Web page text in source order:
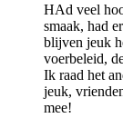
HAd veel
smaak, had
blijven jeuk
voerbeleid,
Ik raad het
jeuk,
mee!